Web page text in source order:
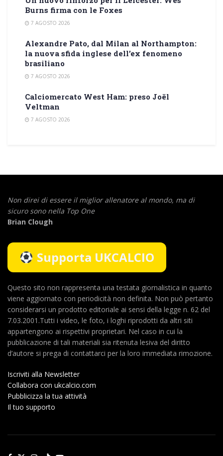
Burns firma con le Foxes
7 AGOSTO 2026
Alexandre Pato, dal Milan al Northampton:
la nuova sfida inglese dell’ex fenomeno
brasiliano
7 AGOSTO 2026
Calciomercato West Ham: preso Joël
Veltman
7 AGOSTO 2026
Non direi di essere il miglior allenatore al mondo, ma di
sicuro sono nella Top One
Brian Clough
Supporta UKCALCIO
Questo sito non rappresenta una testata giornalistica in quanto
viene aggiornato con periodicità non definita. Non può pertanto
considerarsi un prodotto editoriale ai sensi della legge n. 62 del
7.03.2001.Tutti i video, le foto, i loghi riprodotti da altri siti
appartengono ai rispettivi proprietari. Nel caso in cui la
pubblicazione di tali materiali sia ritenuta lesiva del diritto
d’autore si prega di contattarci per la loro immediata rimozione.
Iscriviti alla Newsletter
Collabora con ukcalcio.com
Pubblicizza la tua attività
Il tuo supporto